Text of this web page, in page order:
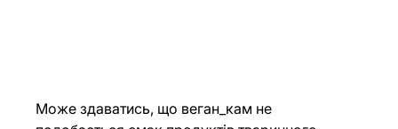
Може здаватись, що веган_кам не